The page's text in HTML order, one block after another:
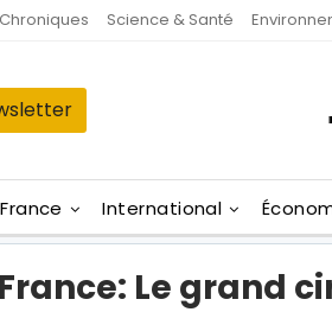
Chroniques Science & Santé
France International
Le grand